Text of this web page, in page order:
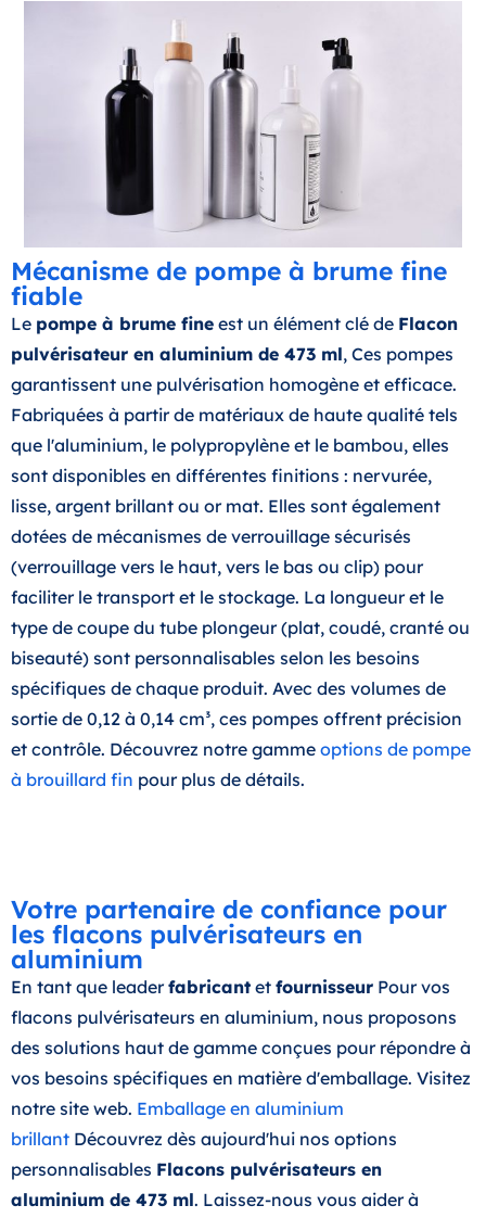
Mécanisme de pompe à brume fine
fiable
Le pompe à brume fine est un élément clé de Flacon
pulvérisateur en aluminium de 473 ml, Ces pompes
garantissent une pulvérisation homogène et efficace.
Fabriquées à partir de matériaux de haute qualité tels
que l'aluminium, le polypropylène et le bambou, elles
sont disponibles en différentes finitions : nervurée,
lisse, argent brillant ou or mat. Elles sont également
dotées de mécanismes de verrouillage sécurisés
(verrouillage vers le haut, vers le bas ou clip) pour
faciliter le transport et le stockage. La longueur et le
type de coupe du tube plongeur (plat, coudé, cranté ou
biseauté) sont personnalisables selon les besoins
spécifiques de chaque produit. Avec des volumes de
sortie de 0,12 à 0,14 cm³, ces pompes offrent précision
et contrôle. Découvrez notre gamme options de pompe
à brouillard fin pour plus de détails.
Votre partenaire de confiance pour
les flacons pulvérisateurs en
aluminium
En tant que leaderfabricant et fournisseur Pour vos
flacons pulvérisateurs en aluminium, nous proposons
des solutions haut de gamme conçues pour répondre à
vos besoins spécifiques en matière d'emballage. Visitez
notre site web. Emballage en aluminium
brillant Découvrez dès aujourd'hui nos options
personnalisables Flacons pulvérisateurs en
aluminium de 473 ml. Laissez-nous vous aider à